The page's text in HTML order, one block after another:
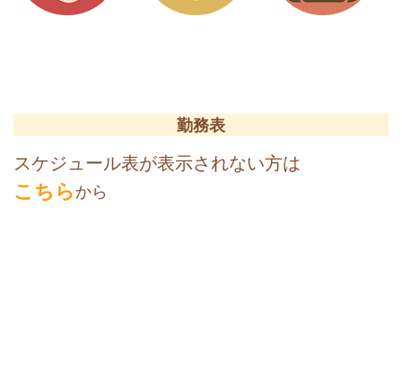
勤務表
スケジュール表が表示されない方は
こちらから